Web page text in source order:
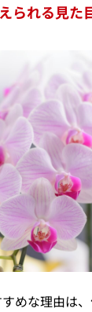
られる見た
めな理由は